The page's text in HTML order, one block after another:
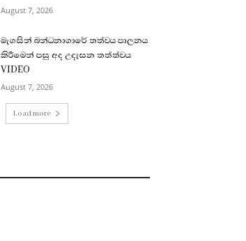
August 7, 2026
මැගසින් බන්ධනාගාරේ තත්වය පාලනය
කිරීමෙන් පසු අද උදෑසන තත්ත්වය
VIDEO
August 7, 2026
Load more